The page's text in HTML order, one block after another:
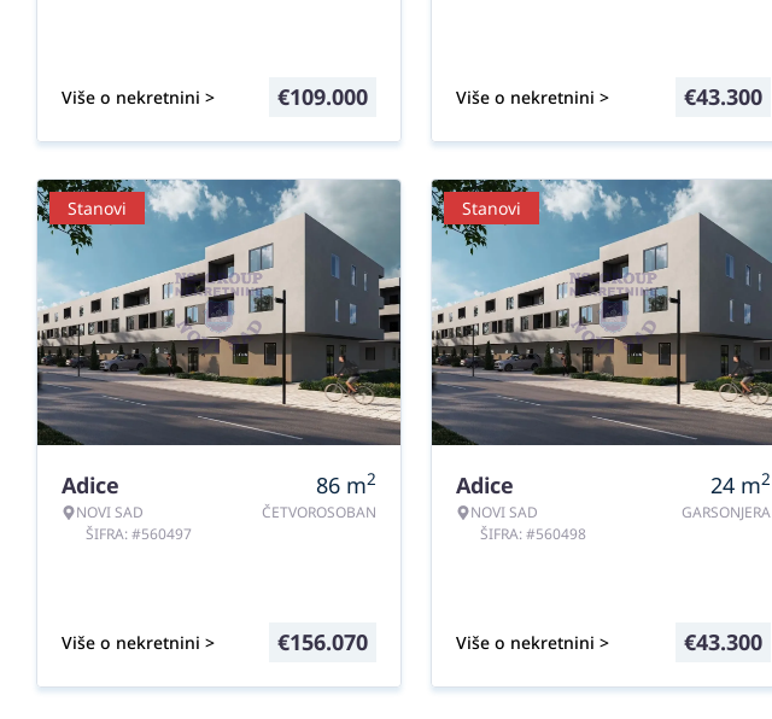
Više o nekretnini > €109.000 Više o nekretnini > €43.300
Stanovi
Adice
NOVI SAD
ŠIFRA: #560497
86 m2
ČETVOROSOBAN
Više o nekretnini > €156.070
Stanovi
Adice
NOVI SAD
ŠIFRA: #560498
24 m2
GARSONJERA
Više o nekretnini > €43.300